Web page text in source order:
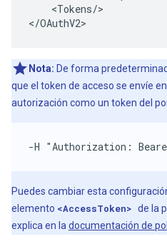
    <Tokens/>
</OAuthV2>
Nota: De forma
que el token de acceso se envíe
autorización como un token del
-H "Authorization:
Puedes cambiar esta
elemento <AccessToken> de la
explica en la documentación de